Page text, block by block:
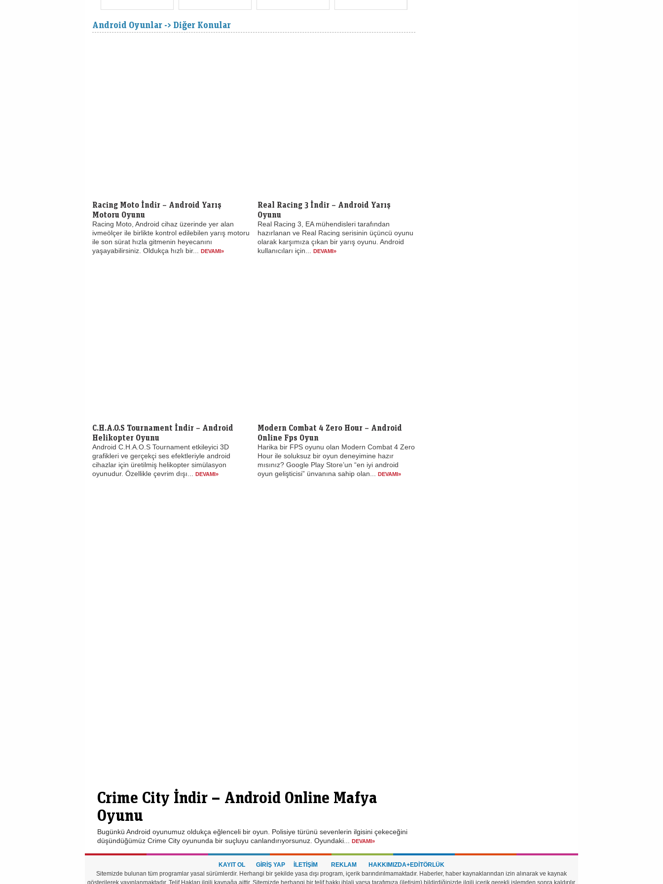
Android Oyunlar -> Diğer Konular
Racing Moto İndir – Android Yarış
Motoru Oyunu
Racing Moto, Android cihaz üzerinde yer alan
ivmeölçer ile birlikte kontrol edilebilen yarış motoru
ile son sürat hızla gitmenin heyecanını
yaşayabilirsiniz. Oldukça hızlı bir...
DEVAMI»
Real Racing 3 İndir – Android Yarış
Oyunu
Real Racing 3, EA mühendisleri tarafından
hazırlanan ve Real Racing serisinin üçüncü oyunu
olarak karşımıza çıkan bir yarış oyunu. Android
kullanıcıları için...
DEVAMI»
C.H.A.O.S Tournament İndir – Android
Helikopter Oyunu
Android C.H.A.O.S Tournament etkileyici 3D
grafikleri ve gerçekçi ses efektleriyle android
cihazlar için üretilmiş helikopter simülasyon
oyunudur. Özellikle çevrim dışı...
DEVAMI»
Modern Combat 4 Zero Hour – Android
Online Fps Oyun
Harika bir FPS oyunu olan Modern Combat 4 Zero
Hour ile soluksuz bir oyun deneyimine hazır
mısınız? Google Play Store’un “en iyi android
oyun gelişticisi” ünvanına sahip olan...
DEVAMI»
Crime City İndir – Android Online Mafya
Oyunu
Bugünkü Android oyunumuz oldukça eğlenceli bir oyun. Polisiye türünü sevenlerin ilgisini çekeceğini
düşündüğümüz Crime City oyununda bir suçluyu canlandırıyorsunuz. Oyundaki...
DEVAMI»
KAYIT OL GİRİŞ YAP İLETİŞİM REKLAM HAKKIMIZDA+EDİTÖRLÜK
Sitemizde bulunan tüm programlar yasal sürümlerdir. Herhangi bir şekilde yasa dışı program, içerik barındırılmamaktadır. Haberler, haber kaynaklarından izin alınarak ve kaynak
gösterilerek yayınlanmaktadır. Telif Hakları ilgili kaynağa aittir. Sitemizde herhangi bir telif hakkı ihlali varsa tarafımıza (iletişim) bildirdiğinizde ilgili içerik gerekli işlemden sonra kaldırılır.